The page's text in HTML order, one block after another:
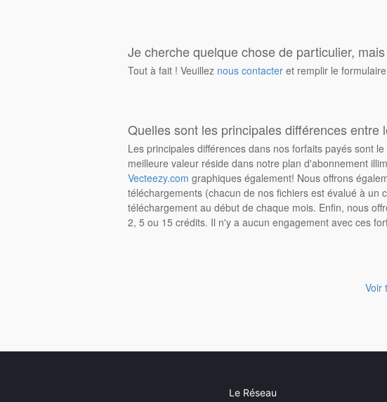
Je cherche quelque chose de particulier,
Tout à fait ! Veuillez nous contacter et remplir le
Quelles sont les principales différences entre
Les principales différences dans nos forfaits payés sont
meilleure valeur réside dans notre plan d'abonnement
Vecteezy.com graphiques également! Nous offrons
téléchargements (chacun de nos fichiers est évalué à
téléchargement au début de chaque mois. Enfin, nous
2, 5 ou 15 crédits. Il n'y a aucun engagement avec ces
Voir
Le Réseau